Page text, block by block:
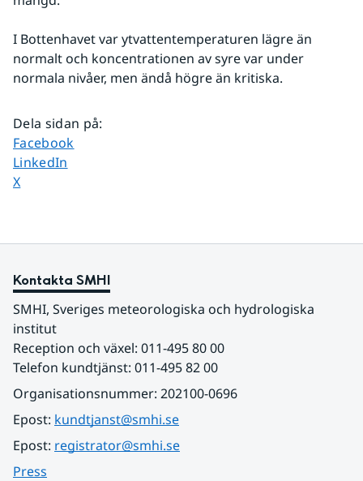
I Bottenhavet var ytvattentemperaturen lägre än
normalt och koncentrationen av syre var under
normala nivåer, men ändå högre än kritiska.
Dela sidan på:
Dela sidan på
Facebook
Dela sidan på
LinkedIn
Dela sidan på
X
Kontakta SMHI
SMHI, Sveriges meteorologiska och hydrologiska
institut
Reception och växel: 011-495 80 00
Telefon kundtjänst: 011-495 82 00
Organisationsnummer: 202100-0696
Epost: kundtjanst@smhi.se
Epost: registrator@smhi.se
Press